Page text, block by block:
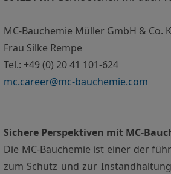
MC-Bauchemie Müller GmbH & Co.
Frau Silke Rempe
Tel.: +49 (0) 20 41 101-624
mc.career@mc-bauchemie.com
Sichere Perspektiven mit MC-
Die MC-Bauchemie ist einer der
zum Schutz und zur